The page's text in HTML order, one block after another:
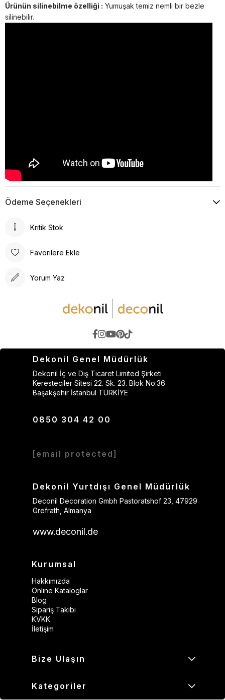
Ürünün silinebilme özelliği : Yumuşak temiz nemli bir bezle
silinebilir.
Ödeme Seçenekleri
Kritik Stok
Favorilere Ekle
Yorum Yaz
Dekonil Genel Müdürlük
Dekonil İç ve Dış Ticaret Limited Şirketi
Keresteciler Sitesi 22. Sk. 23. Blok No:36
Başakşehir İstanbul TÜRKİYE
0850 304 42 00
[email protected]
Dekonil Yurtdışı Genel Müdürlük
Deconil Decoration Gmbh Pastoratshof 23, 47929
Grefrath, Almanya
www.deconil.de
Kurumsal
Hakkımızda
Online Kataloglar
Blog
Sipariş Takibi
KVKK
İletişim
Bize Ulaşın
Kategoriler